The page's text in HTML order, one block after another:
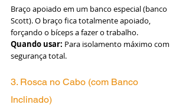
Braço apoiado em um banco especial (banco
Scott). O braço fica totalmente apoiado,
forçando o bíceps a fazer o trabalho.
Quando usar: Para isolamento máximo com
segurança total.
3. Rosca no Cabo (com Banco
Inclinado)